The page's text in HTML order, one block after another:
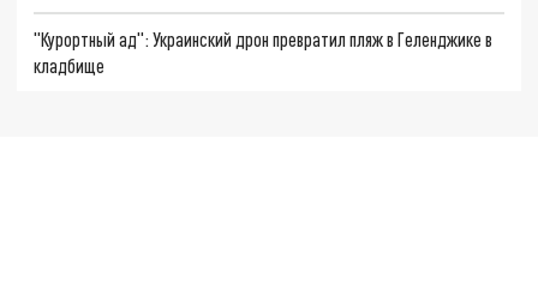
"Курортный ад": Украинский дрон превратил пляж в Геленджике в
кладбище